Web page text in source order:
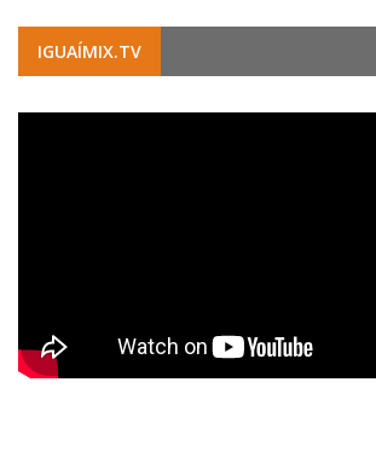
IGUAÍMIX.TV